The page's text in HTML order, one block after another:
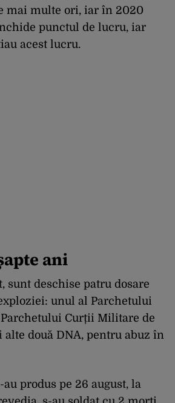
mai multe ori, iar în 2020
punctul de lucru, iar
acest lucru.
ani
sunt deschise patru dosare
unul al Parchetului
Curții Militare de
alte două DNA, pentru abuz în
produs pe 26 august, la